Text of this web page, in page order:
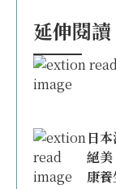
延伸閱讀
日
絕
康